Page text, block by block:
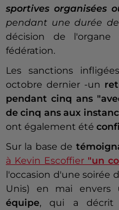
sportives organisées
pendant une durée
décision de l'organe
fédération.
Les sanctions
octobre dernier -un
pendant cinq ans
de cinq ans aux
ont également été
Sur la base de
à Kevin Escoffier "un
l'occasion d'une soirée
Unis) en mai envers
équipe, qui a décrit